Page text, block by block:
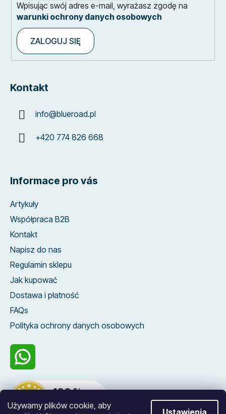
Używamy plików cookie, aby
Ustawienia
Wpisując swój adres e-mail, wyrażasz zgodę na
warunki ochrony danych osobowych
ZALOGUJ SIĘ
Kontakt
info@blueroad.pl
+420 774 826 668
Informace pro vás
Artykuły
Współpraca B2B
Kontakt
Napisz do nas
Regulamin sklepu
Jak kupować
Dostawa i płatność
FAQs
Polityka ochrony danych osobowych
100 %
zákazníků nás
doporučuje